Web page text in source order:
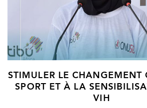
STIMULER LE CHANGEMENT
SPORT ET À LA
VIH